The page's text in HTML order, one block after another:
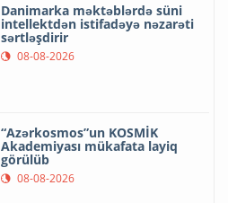
Danimarka məktəblərdə süni
intellektdən istifadəyə nəzarəti
sərtləşdirir
08-08-2026
“Azərkosmos”un KOSMİK
Akademiyası mükafata layiq
görülüb
08-08-2026